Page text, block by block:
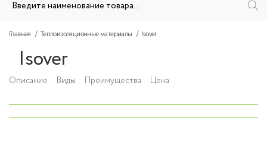
Главная Теплоизоляционные материалы Isover
Isover
Описание Виды Преимущества Цена
‹ ›